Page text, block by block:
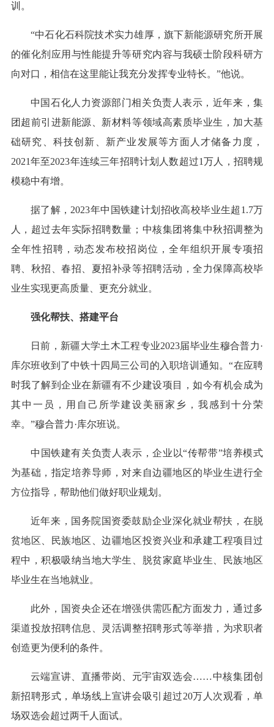
训。
“中石化石科院技术实力雄厚，旗下新能源研究所开展
的催化剂应用与性能提升等研究内容与我硕士阶段科研方
向对口，相信在这里能让我充分发挥专业特长。”他说。
中国石化人力资源部门相关负责人表示，近年来，集
团超前引进新能源、新材料等领域高素质毕业生，加大基
础研究、科技创新、新产业发展等方面人才储备力度，
2021年至2023年连续三年招聘计划人数超过1万人，招聘规
模稳中有增。
据了解，2023年中国铁建计划招收高校毕业生超1.7万
人，超过去年实际招聘数量；中核集团将集中秋招调整为
全年性招聘，动态发布校招岗位，全年组织开展专项招
聘、秋招、春招、夏招补录等招聘活动，全力保障高校毕
业生实现更高质量、更充分就业。
强化帮扶、搭建平台
日前，新疆大学土木工程专业2023届毕业生穆合普力·
库尔班收到了中铁十四局三公司的入职培训通知。“在应聘
时我了解到企业在新疆有不少建设项目，如今有机会成为
其中一员，用自己所学建设美丽家乡，我感到十分荣
幸。”穆合普力·库尔班说。
中国铁建有关负责人表示，企业以“传帮带”培养模式
为基础，指定培养导师，对来自边疆地区的毕业生进行全
方位指导，帮助他们做好职业规划。
近年来，国务院国资委鼓励企业深化就业帮扶，在脱
贫地区、民族地区、边疆地区投资兴业和承建工程项目过
程中，积极吸纳当地大学生、脱贫家庭毕业生、民族地区
毕业生在当地就业。
此外，国资央企还在增强供需匹配方面发力，通过多
渠道投放招聘信息、灵活调整招聘形式等举措，为求职者
创造更为便利的条件。
云端宣讲、直播带岗、元宇宙双选会……中核集团创
新招聘形式，单场线上宣讲会吸引超过20万人次观看，单
场双选会超过两千人面试。